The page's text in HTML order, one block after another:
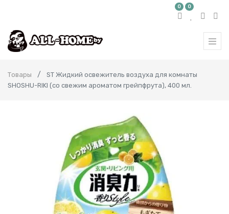
0 0
Товары
ST Жидкий освежитель воздуха для комнаты
SHOSHU-RIKI (со свежим ароматом грейпфрута), 400 мл.